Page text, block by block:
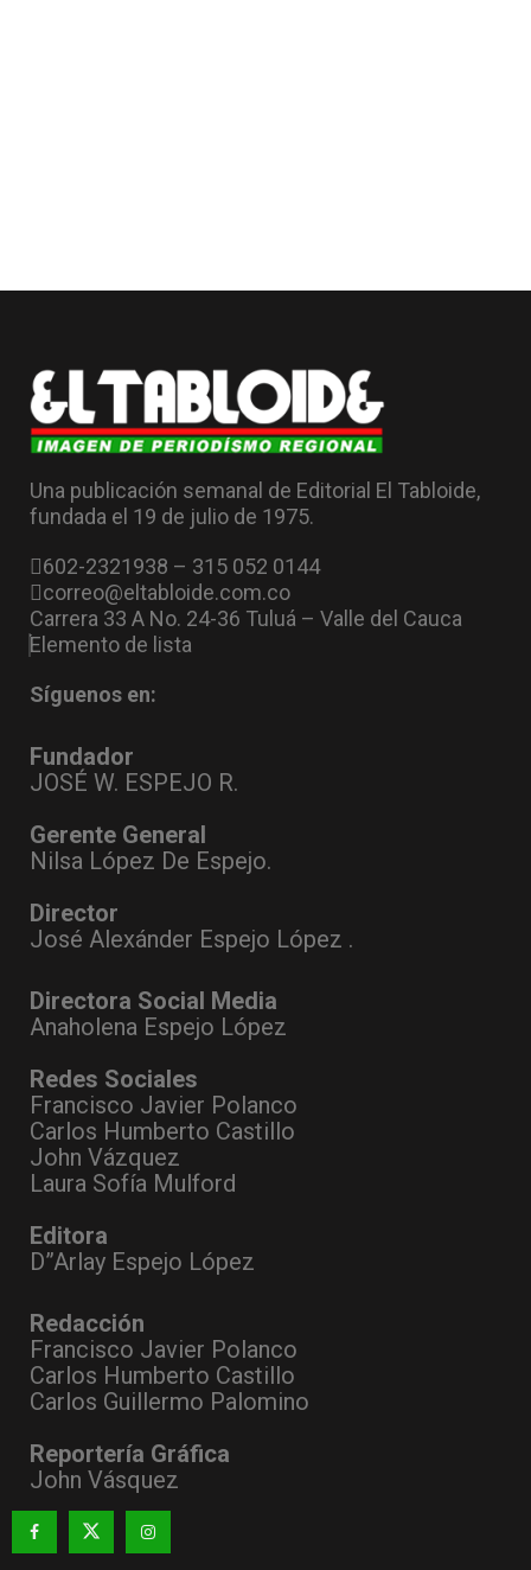
Una publicación semanal de Editorial El Tabloide,
fundada el 19 de julio de 1975.
602-2321938 – 315 052 0144
correo@eltabloide.com.co
Carrera 33 A No. 24-36 Tuluá – Valle del Cauca
Elemento de lista
Síguenos en:
Fundador
JOSÉ W. ESPEJO R.
Gerente General
Nilsa López De Espejo.
Director
José Alexánder Espejo López .
Directora Social Media
Anaholena Espejo López
Redes Sociales
Francisco Javier Polanco
Carlos Humberto Castillo
John Vázquez
Laura Sofía Mulford
Editora
D”Arlay Espejo López
Redacción
Francisco Javier Polanco
Carlos Humberto Castillo
Carlos Guillermo Palomino
Reportería Gráfica
John Vásquez